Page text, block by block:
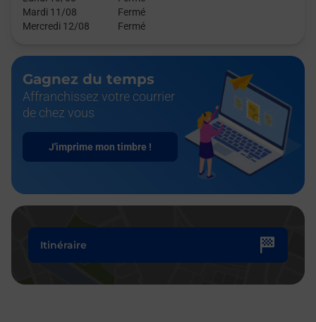
Mardi 11/08
Fermé
Mercredi 12/08
Fermé
Gagnez du temps
Affranchissez votre courrier
de chez vous
J'imprime mon timbre !
Itinéraire